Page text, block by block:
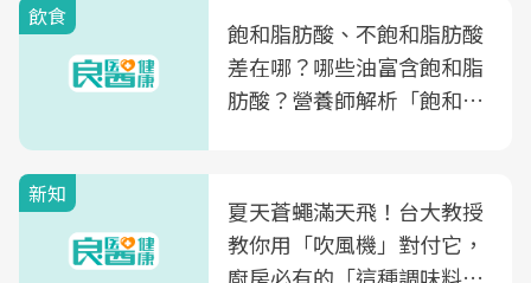
飲食
飽和脂肪酸、不飽和脂肪酸
差在哪？哪些油富含飽和脂
肪酸？營養師解析「飽和脂
新知
夏天蒼蠅滿天飛！台大教授
教你用「吹風機」對付它，